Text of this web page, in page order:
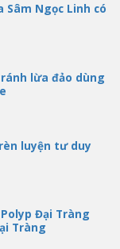
Ngọc Linh có
lừa đảo dùng
luyện tư duy
Đại Tràng
Tràng